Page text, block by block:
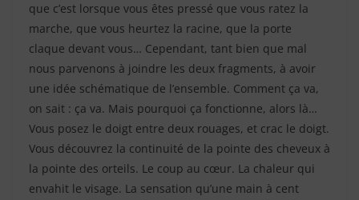
que c’est lorsque vous êtes pressé que vous ratez la
marche, que vous heurtez la racine, que la porte
claque devant vous… Cependant, tant bien que mal
nous parvenons à joindre les deux fragments, à avoir
une idée schématique de l’ensemble. Comment ça va,
on sait : ça va. Mais pourquoi ça fonctionne, alors là…
Vous posez le doigt entre deux rouages, et crac le doigt.
Vous découvrez la continuité de la pointe des cheveux à
la pointe des orteils. Le coup au cœur. La chaleur qui
envahit le visage. La sensation qu’une main à cent